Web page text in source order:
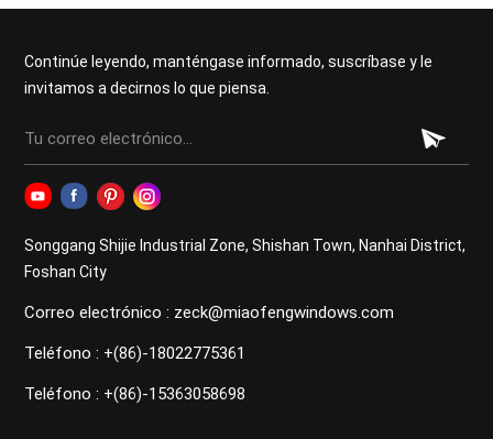
Continúe leyendo, manténgase informado, suscríbase y le
invitamos a decirnos lo que piensa.
Songgang Shijie Industrial Zone, Shishan Town, Nanhai District,
Foshan City
Correo electrónico : zeck@miaofengwindows.com
Teléfono : +(86)-18022775361
Teléfono : +(86)-15363058698